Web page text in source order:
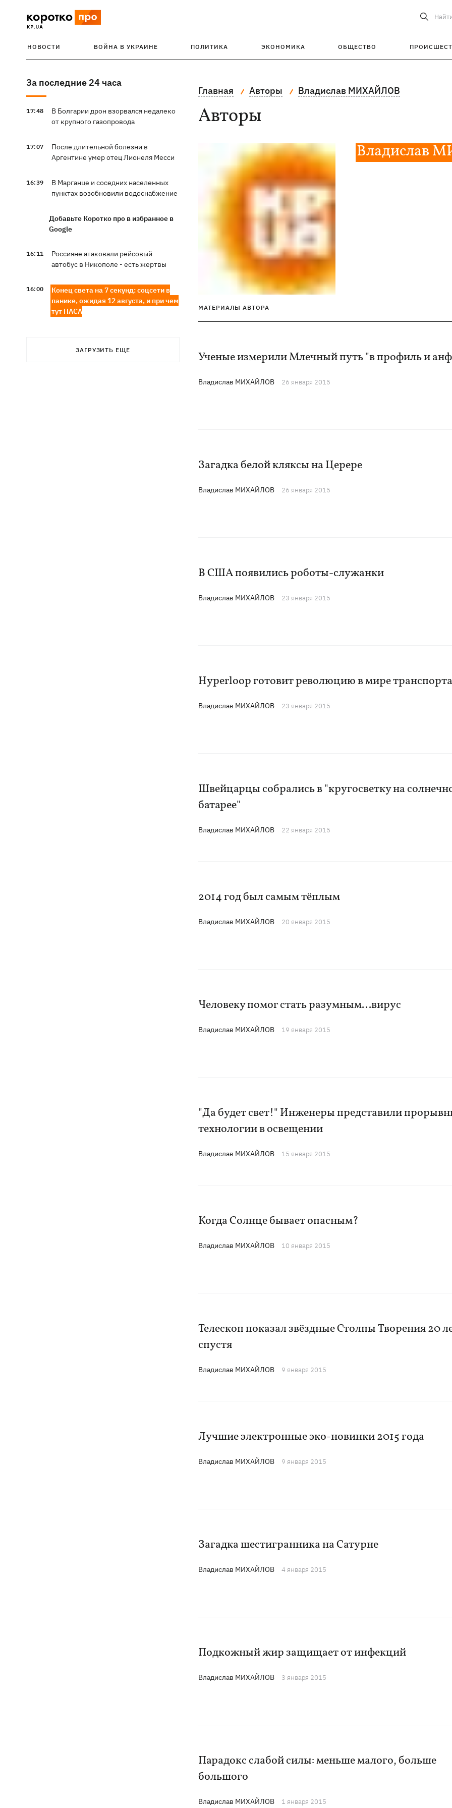
НОВОСТИ ВОЙНА В УКРАИНЕ ПОЛИТИКА ЭКОНОМИКА ОБЩЕСТВО
За последние 24 часа
17:48
В Болгарии дрон взорвался недалеко
от крупного газопровода
17:07
После длительной болезни в
Аргентине умер отец Лионеля Месси
16:39
В Марганце и соседних населенных
пунктах возобновили водоснабжение
Добавьте Коротко про в избранное в
Google
16:11
Россияне атаковали рейсовый
автобус в Никополе - есть жертвы
16:00
Конец света на 7 секунд: соцсети в
панике, ожидая 12 августа, и при чем
тут НАСА
в Черном море
ЗАГРУЗИТЬ ЕЩЕ
Главная Авторы Владислав МИХАЙЛОВ
Авторы
Владислав
МАТЕРИАЛЫ АВТОРА
Ученые измерили Млечный путь "в профиль и
Владислав МИХАЙЛОВ 26 января 2015
Загадка белой кляксы на Церере
Владислав МИХАЙЛОВ 26 января 2015
В США появились роботы-служанки
Владислав МИХАЙЛОВ 23 января 2015
Нyperloop готовит революцию в мире транспорта
Владислав МИХАЙЛОВ 23 января 2015
Швейцарцы собрались в "кругосветку на
батарее"
Владислав МИХАЙЛОВ 22 января 2015
2014 год был самым тёплым
Владислав МИХАЙЛОВ 20 января 2015
Человеку помог стать разумным...вирус
Владислав МИХАЙЛОВ 19 января 2015
"Да будет свет!" Инженеры представили
технологии в освещении
Владислав МИХАЙЛОВ 15 января 2015
Когда Солнце бывает опасным?
Владислав МИХАЙЛОВ 10 января 2015
Телескоп показал звёздные Столпы Творения 20
спустя
Владислав МИХАЙЛОВ 9 января 2015
Лучшие электронные эко-новинки 2015 года
Владислав МИХАЙЛОВ 9 января 2015
Загадка шестигранника на Сатурне
Владислав МИХАЙЛОВ 4 января 2015
Подкожный жир защищает от инфекций
Владислав МИХАЙЛОВ 3 января 2015
Парадокс слабой силы: меньше малого, больше
большого
Владислав МИХАЙЛОВ 1 января 2015